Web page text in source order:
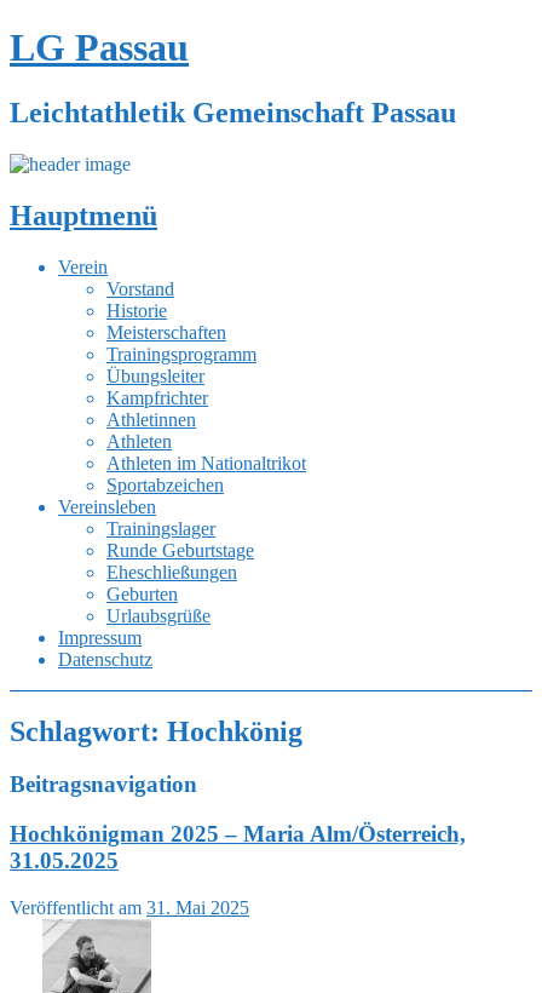
LG Passau
Leichtathletik Gemeinschaft Passau
Hauptmenü
Zum
Verein
Vorstand
Historie
Meisterschaften
Trainingsprogramm
Übungsleiter
Kampfrichter
Athletinnen
Athleten
Athleten im Nationaltrikot
Sportabzeichen
Vereinsleben
Trainingslager
Runde Geburtstage
Eheschließungen
Geburten
Urlaubsgrüße
Impressum
Datenschutz
Schlagwort: Hochkönig
Beitragsnavigation
Hochkönigman 2025 – Maria Alm/Österreich,
31.05.2025
Veröffentlicht am 31. Mai 2025